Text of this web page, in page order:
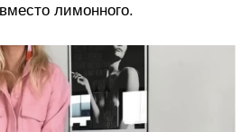
лимонного.